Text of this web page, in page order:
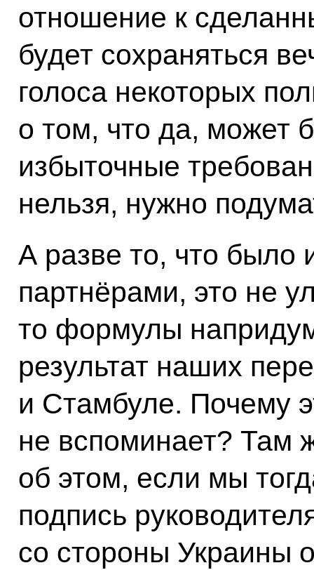
отношение к
будет сохраняться
голоса некоторых
о том, что да, может
избыточные
нельзя, нужно
А разве то, что
партнёрами, это не
то формулы
результат наших
и Стамбуле. Почему
не вспоминает? Там
об этом, если мы
подпись
со стороны Украины